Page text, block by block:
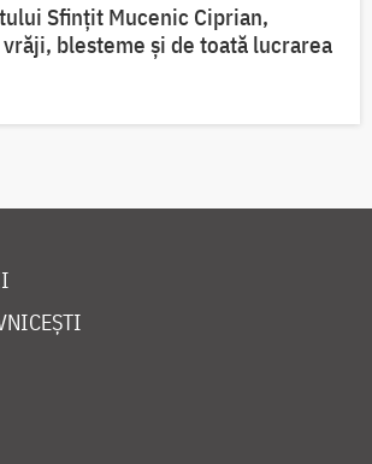
Sfințit Mucenic Ciprian,
blesteme și de toată lucrarea